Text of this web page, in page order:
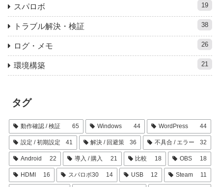
スパロボ 19
トラブル解決・検証 38
ログ・メモ 26
環境構築 21
タグ
動作確認 / 検証 65 Windows 44 WordPress 44
設定 / 初期設定 41 解決 / 回避策 36 不具合 / エラー 32
Android 22 導入 / 購入 21 比較 18 OBS 18
HDMI 16 スパロボ30 14 USB 12 Steam 11